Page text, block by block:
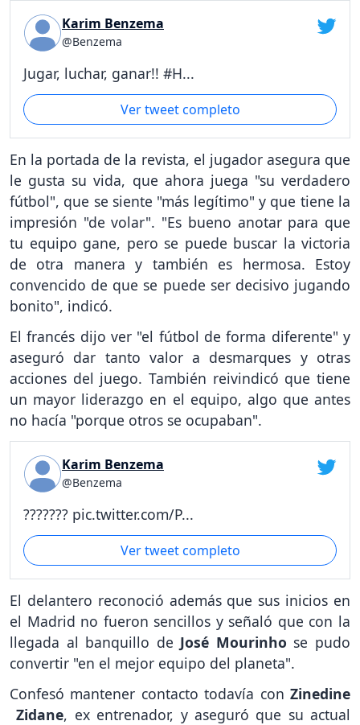
Karim Benzema
@Benzema
Jugar, luchar, ganar!! #H...
Ver tweet completo
En la portada de la revista, el jugador asegura que
le gusta su vida, que ahora juega "su verdadero
fútbol", que se siente "más legítimo" y que tiene la
impresión "de volar". "Es bueno anotar para que
tu equipo gane, pero se puede buscar la victoria
de otra manera y también es hermosa. Estoy
convencido de que se puede ser decisivo jugando
bonito", indicó.
El francés dijo ver "el fútbol de forma diferente" y
aseguró dar tanto valor a desmarques y otras
acciones del juego. También reivindicó que tiene
un mayor liderazgo en el equipo, algo que antes
no hacía "porque otros se ocupaban".
Karim Benzema
@Benzema
??????? pic.twitter.com/P...
Ver tweet completo
El delantero reconoció además que sus inicios en
el Madrid no fueron sencillos y señaló que con la
llegada al banquillo de José Mourinho se pudo
convertir "en el mejor equipo del planeta".
Confesó mantener contacto todavía con Zinedine
Zidane, ex entrenador, y aseguró que su actual